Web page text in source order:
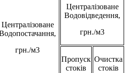
Централізоване
грн./м3
Централізоване
Водовідведення,
грн./м3
Пропуск
стоків
Очистка
стоків